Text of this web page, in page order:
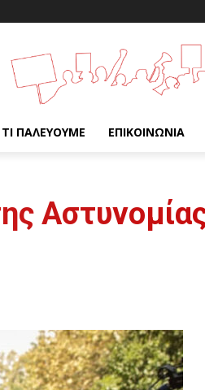
ΤΙ ΠΑΛΕΎΟΥΜΕ ΕΠΙΚΟΙΝΩΝΊΑ